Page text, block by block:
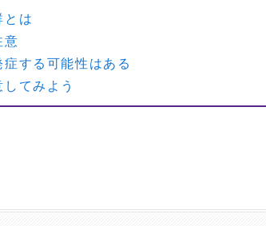
とは
意
症する可能性はある
てみよう